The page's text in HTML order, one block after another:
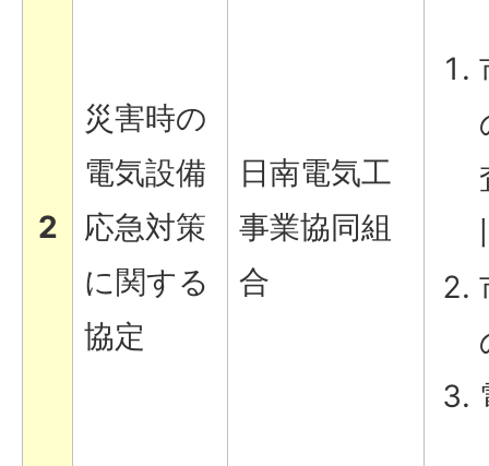
2
災害時の
電気設備
応急対策
に関する
協定
日南電気工
事業協同組
合